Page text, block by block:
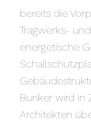
bereits die
Tragwerks-
energetische
Bunker wird in
Architekten